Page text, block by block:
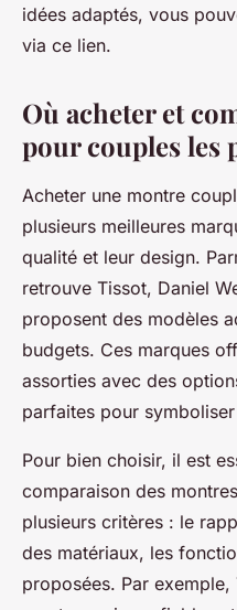
idées adaptés, vous
via ce lien.
Où acheter et
pour couples les
Acheter une montre
plusieurs meilleures
qualité et leur design.
retrouve Tissot, Daniel
proposent des modèles
budgets. Ces marques
assorties avec des
parfaites pour
Pour bien choisir, il est
comparaison des
plusieurs critères : le
des matériaux, les
proposées. Par